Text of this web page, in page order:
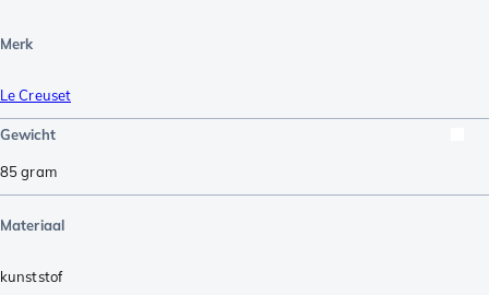
Merk
Le Creuset
Gewicht
85gram
Materiaal
kunststof